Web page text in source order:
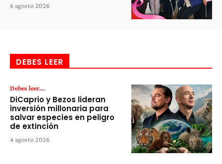
6 agosto 2026
DEBES LEER
Debes leer...
DiCaprio y Bezos lideran
inversión millonaria para
salvar especies en peligro
de extinción
4 agosto 2026